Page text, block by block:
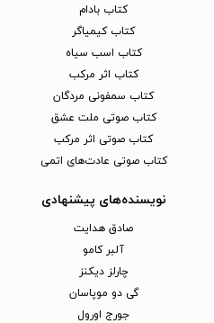
کتاب بادام
کتاب کیمیاگر
کتاب اسب سیاه
کتاب اثر مرکب
کتاب سمفونی مردگان
کتاب صوتی ملت عشق
کتاب صوتی اثر مرکب
کتاب صوتی عادت‌های اتمی
نویسنده‌های پیشنهادی
صادق هدایت
آلبر کامو
چارلز دیکنز
گی دو موپاسان
جورج اورول